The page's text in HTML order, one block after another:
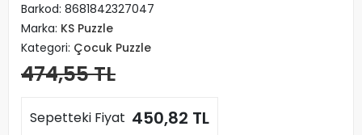
Barkod: 8681842327047
Marka: KS Puzzle
Kategori: Çocuk Puzzle
474,55 TL
Sepetteki Fiyat 450,82 TL